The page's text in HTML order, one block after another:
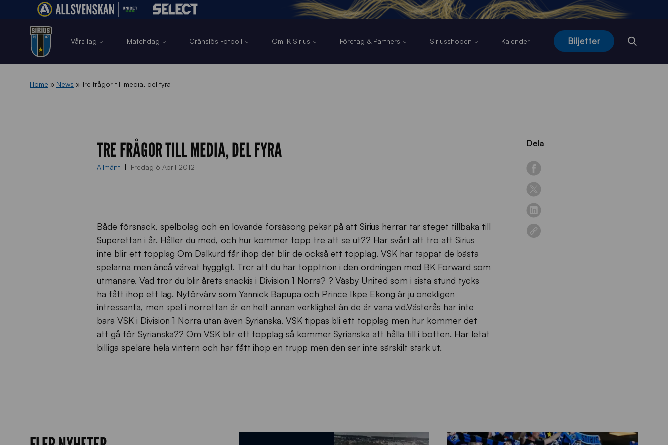
Våra lag Matchdag Gränslös Fotboll Om IK Sirius Företag & Partners Siriusshopen Kalender Biljetter
Home » News » Tre frågor till media, del fyra
Dela
TRE FRÅGOR TILL MEDIA, DEL FYRA
Allmänt Fredag 6 April 2012
Både försnack, spelbolag och en lovande försäsong pekar på att Sirius herrar tar steget tillbaka till
Superettan i år. Håller du med, och hur kommer topp tre att se ut?? Har svårt att tro att Sirius
inte blir ett topplag Om Dalkurd får ihop det blir de också ett topplag. VSK har tappat de bästa
spelarna men ändå värvat hyggligt. Tror att du har topptrion i den ordningen med BK Forward som
utmanare. Vad tror du blir årets snackis i Division 1 Norra? ? Väsby United som i sista stund tycks
ha fått ihop ett lag. Nyförvärv som Yannick Bapupa och Prince Ikpe Ekong är ju onekligen
intressanta, men spel i norrettan är en helt annan verklighet än de är vana vid.Västerås har inte
bara VSK i Division 1 Norra utan även Syrianska. VSK tippas bli ett topplag men hur kommer det
att gå för Syrianska?? Om VSK blir ett topplag så kommer Syrianska att hålla till i botten. Har letat
billiga spelare hela vintern och har fått ihop en trupp men den ser inte särskilt stark ut.